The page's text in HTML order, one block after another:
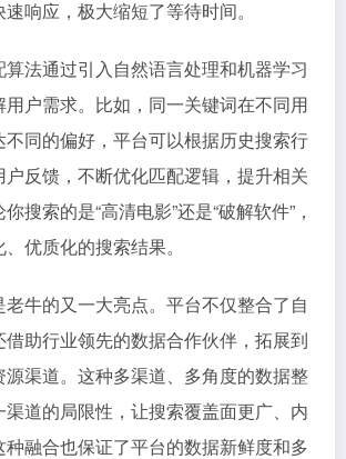
响应，极大缩短了等待时间。
法通过引入自然语言处理和机器学习
户需求。比如，同一关键词在不同用
不同的偏好，平台可以根据历史搜索行
户反馈，不断优化匹配逻辑，提升相关
搜索的是“高清电影”还是“破解软件”，
优质化的搜索结果。
牛的又一大亮点。平台不仅整合了自
助行业领先的数据合作伙伴，拓展到
源渠道。这种多渠道、多角度的数据整
道的局限性，让搜索覆盖面更广、内
融合也保证了平台的数据新鲜度和多